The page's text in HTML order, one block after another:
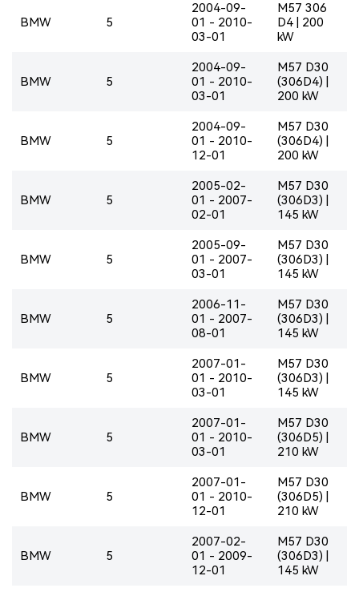
BMW 5
2004-09-
01 - 2010-
03-01
M57 306
D4 | 200
kW
BMW 5
2004-09-
01 - 2010-
03-01
M57 D30
(306D4) |
200 kW
BMW 5
2004-09-
01 - 2010-
12-01
M57 D30
(306D4) |
200 kW
BMW 5
2005-02-
01 - 2007-
02-01
M57 D30
(306D3) |
145 kW
BMW 5
2005-09-
01 - 2007-
03-01
M57 D30
(306D3) |
145 kW
BMW 5
2006-11-
01 - 2007-
08-01
M57 D30
(306D3) |
145 kW
BMW 5
2007-01-
01 - 2010-
03-01
M57 D30
(306D3) |
145 kW
BMW 5
2007-01-
01 - 2010-
03-01
M57 D30
(306D5) |
210 kW
BMW 5
2007-01-
01 - 2010-
12-01
M57 D30
(306D5) |
210 kW
BMW 5
2007-02-
01 - 2009-
12-01
M57 D30
(306D3) |
145 kW